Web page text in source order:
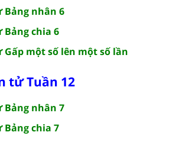
Bảng nhân 6
Bảng chia 6
Gấp một số lên một số lần
tử Tuần 12
Bảng nhân 7
Bảng chia 7